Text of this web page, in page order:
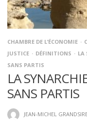
CHAMBRE DE L’ÉCONOMIE
JUSTICE
DÉFINITIONS LA
SANS PARTIS
LA
SANS PARTIS
JEAN-MICHEL